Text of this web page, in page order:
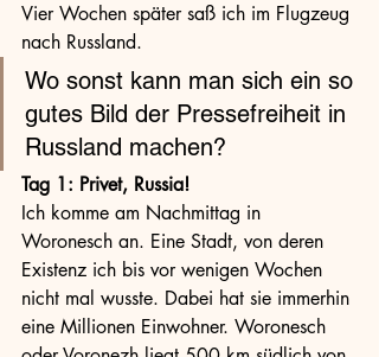
Vier Wochen später saß ich im Flugzeug
nach Russland.
Wo sonst kann man sich ein so
gutes Bild der Pressefreiheit in
Russland machen?
Tag 1: Privet, Russia!
Ich komme am Nachmittag in
Woronesch an. Eine Stadt, von deren
Existenz ich bis vor wenigen Wochen
nicht mal wusste. Dabei hat sie immerhin
eine Millionen Einwohner. Woronesch